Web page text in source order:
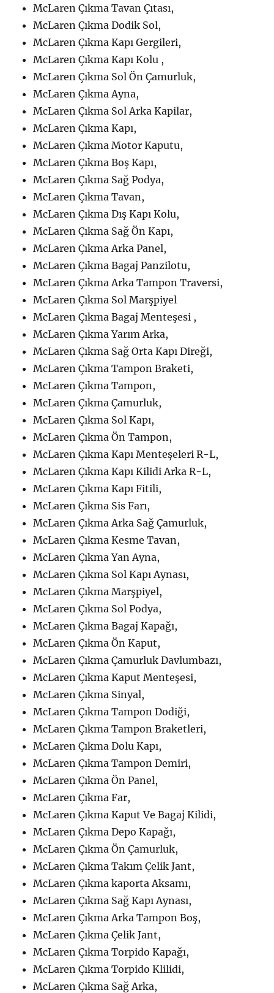
McLaren Çıkma Tavan Çıtası,
McLaren Çıkma Dodik Sol,
McLaren Çıkma Kapı Gergileri,
McLaren Çıkma Kapı Kolu ,
McLaren Çıkma Sol Ön Çamurluk,
McLaren Çıkma Ayna,
McLaren Çıkma Sol Arka Kapilar,
McLaren Çıkma Kapı,
McLaren Çıkma Motor Kaputu,
McLaren Çıkma Boş Kapı,
McLaren Çıkma Sağ Podya,
McLaren Çıkma Tavan,
McLaren Çıkma Dış Kapı Kolu,
McLaren Çıkma Sağ Ön Kapı,
McLaren Çıkma Arka Panel,
McLaren Çıkma Bagaj Panzilotu,
McLaren Çıkma Arka Tampon Traversi,
McLaren Çıkma Sol Marşpiyel
McLaren Çıkma Bagaj Menteşesi ,
McLaren Çıkma Yarım Arka,
McLaren Çıkma Sağ Orta Kapı Direği,
McLaren Çıkma Tampon Braketi,
McLaren Çıkma Tampon,
McLaren Çıkma Çamurluk,
McLaren Çıkma Sol Kapı,
McLaren Çıkma Ön Tampon,
McLaren Çıkma Kapı Menteşeleri R-L,
McLaren Çıkma Kapı Kilidi Arka R-L,
McLaren Çıkma Kapı Fitili,
McLaren Çıkma Sis Farı,
McLaren Çıkma Arka Sağ Çamurluk,
McLaren Çıkma Kesme Tavan,
McLaren Çıkma Yan Ayna,
McLaren Çıkma Sol Kapı Aynası,
McLaren Çıkma Marşpiyel,
McLaren Çıkma Sol Podya,
McLaren Çıkma Bagaj Kapağı,
McLaren Çıkma Ön Kaput,
McLaren Çıkma Çamurluk Davlumbazı,
McLaren Çıkma Kaput Menteşesi,
McLaren Çıkma Sinyal,
McLaren Çıkma Tampon Dodiği,
McLaren Çıkma Tampon Braketleri,
McLaren Çıkma Dolu Kapı,
McLaren Çıkma Tampon Demiri,
McLaren Çıkma Ön Panel,
McLaren Çıkma Far,
McLaren Çıkma Kaput Ve Bagaj Kilidi,
McLaren Çıkma Depo Kapağı,
McLaren Çıkma Ön Çamurluk,
McLaren Çıkma Takım Çelik Jant,
McLaren Çıkma kaporta Aksamı,
McLaren Çıkma Sağ Kapı Aynası,
McLaren Çıkma Arka Tampon Boş,
McLaren Çıkma Çelik Jant,
McLaren Çıkma Torpido Kapağı,
McLaren Çıkma Torpido Klilidi,
McLaren Çıkma Sağ Arka,